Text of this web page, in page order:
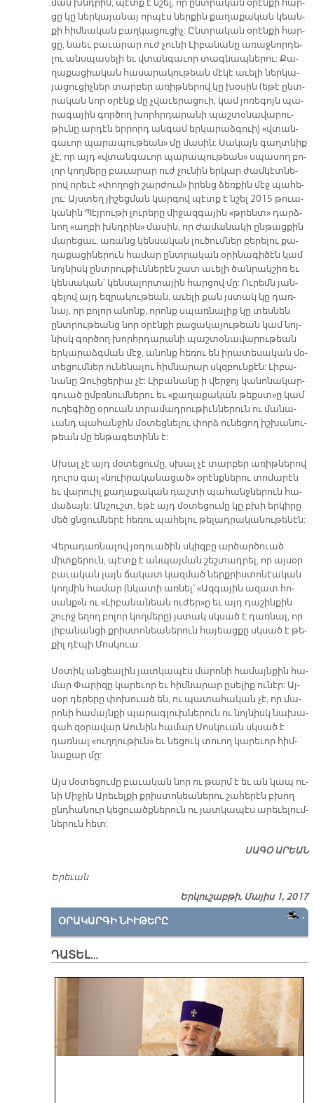
ման խնդրին, պէտք է նշել, որ ընտ­րա­կան օ­րէն­քի հար­
ցը կը ներ­կա­յա­նայ որ­պէս ներ­քին քա­ղա­քա­կան կեան­
քի հիմ­նա­կան բաղ­կա­ցու­ցիչ: Ընտ­րա­կան օ­րէն­քի հար­
ցը, նաեւ բա­ւա­րար ուժ չու­նի Լի­բա­նա­նը ա­ռաջ­նոր­դե­
լու անս­պա­սե­լի եւ վտան­գա­ւոր տագ­նապ­նե­րու: Քա­
ղա­քա­ցիա­կան հա­սա­րա­կու­թեան մէ­կէ ա­ւե­լի ներ­կա­
յա­ցու­ցիչ­ներ տար­բեր ա­ռիթ­նե­րով կը խօ­սին (ե­թէ ընտ­
րա­կան նոր օ­րէնք մը չվա­ւե­րացուի, կամ յո­ռե­գոյն պա­
րա­գա­յին գոր­ծող խորհր­դա­րա­նի պաշ­տօ­նա­վա­րու­
թիւ­նը ար­դէն եր­րորդ ան­գամ եր­կա­րաձ­գուի) «վտան­
գա­ւոր պա­րա­պու­թեան» մը մա­սին: Սա­կայն գաղտ­նիք
չէ, որ այդ «վտան­գա­ւոր պա­րա­պու­թեան» սպա­սող բո­
լոր կող­մե­րը բա­ւա­րար ուժ չու­նին եր­կար ժամ­կէտ­նե­
րով ո­րե­ւէ «փո­ղո­ցի շար­ժում» ի­րենց ձեռ­քին մէջ պա­հե­
լու: Այս­տեղ յի­շեց­ման կար­գով պէտք է նշել 2015 թուա­
կա­նին Պէյ­րու­թի լու­րե­րը մի­ջազ­գա­յին «թրենտ» դարձ­
նող «աղ­բի խնդրին» մա­սին, որ ժա­մա­նա­կի ըն­թաց­քին
մա­րե­ցաւ, ա­ռանց կեն­սա­կան լու­ծում­ներ բե­րե­լու քա­
ղա­քա­ցի­նե­րուն հա­մար ընտ­րա­կան օ­րի­նա­գի­ծէն կամ
նոյ­նիսկ ընտ­րու­թիւն­նե­րէն շատ ա­ւե­լի ծան­րակ­շիռ եւ
կեն­սա­կան՝ կեն­սա­լոր­տա­յին հար­ցով մը: Ու­րեմն յան­
գե­լով այդ եզ­րա­կու­թեան, ա­ւե­լի քան յստակ կը դառ­
նայ, որ բո­լոր ա­նոնք, ո­րոնք սպառ­նա­լիք կը տես­նեն
ընտ­րու­թեանց նոր օ­րէն­քի բա­ցա­կա­յու­թեան կամ նոյ­
նիսկ գոր­ծող խորհր­դա­րա­նի պաշ­տօ­նա­վա­րու­թեան
եր­կա­րաձգ­ման մէջ, ա­նոնք հե­ռու են ի­րա­տե­սա­կան մօ­
տե­ցում­ներ ու­նե­նա­լու հիմ­նա­րար սկզբուն­քէն: Լի­բա­
նա­նը Զուի­ցե­րիա չէ: Լի­բա­նա­նը ի վեր­ջոյ կա­նո­նա­կար­
գուած ըմբռ­նում­նե­րու եւ «քա­ղա­քա­կան թեքստ»ը կամ
ու­ղե­գի­ծը օ­րուան տրա­մադ­րու­թիւն­նե­րուն ու մա­նա­
ւանդ պա­հան­ջին մօ­տեց­նե­լու փորձ ու­նե­ցող իշ­խա­նու­
թեան մը են­թա­գե­տինն է:
Սխալ չէ այդ մօ­տե­ցու­մը, սխալ չէ տար­բեր ա­ռիթ­նե­րով
դուրս գալ «նուի­րա­կա­նա­ցած» օ­րէնք­նե­րու տո­մա­րէն
եւ վա­րուիլ քա­ղա­քա­կան դաշ­տի պա­հանջ­նե­րուն հա­
մա­ձայն: Ան­շուշտ, ե­թէ այդ մօ­տե­ցու­մը կը բխի եր­կի­րը
մեծ ցնցում­նե­րէ հե­ռու պա­հե­լու թե­լադ­րա­կա­նու­թե­նէն:
Վե­րա­դառ­նա­լով յօ­դուա­ծին սկիզ­բը ար­ծար­ծուած
միտ­քե­րուն, պէտք է ան­պայ­ման շեշ­տադ­րել, որ այ­սօր
բա­ւա­կան լայն ճա­կատ կազ­մած ներք­րիս­տո­նէա­կան
կող­մին հա­մար (նկա­տի առ­նել՝ «Ազ­գա­յին ա­զատ հո­
սանք»ն ու «Լի­բա­նա­նեան ու­ժեր»ը եւ այդ դա­շին­քին
շուրջ ե­ղող բո­լոր կող­մե­րը) յստակ սկսած է դառ­նալ, որ
լի­բա­նան­ցի քրիս­տո­նեա­նե­րուն հա­յեաց­քը սկսած է թե­
քիլ դէ­պի Մոս­կուա:
Մօ­տիկ ան­ցեա­լին յատ­կա­պէս մա­րո­նի հա­մայն­քին հա­
մար Փա­րի­զը կա­րե­ւոր եւ հիմ­նա­րար ը­սե­լիք ու­նէր: Այ­
սօր դե­րե­րը փո­խուած են, ու պա­տա­հա­կան չէ, որ մա­
րո­նի հա­մայն­քի պա­րագ­լուխ­նե­րուն ու նոյ­նիսկ նա­խա­
գահ զօ­րա­վար Աու­նին հա­մար Մոս­կուան սկսած է
դառ­նալ «ուղ­ղու­թիւն» եւ նե­ցուկ տուող կա­րե­ւոր հիմ­
նա­քար մը:
Այս մօ­տե­ցու­մը բա­ւա­կան նոր ու թարմ է եւ ան կապ ու­
նի Մի­ջին Ա­րե­ւել­քի քրիս­տո­նեա­նե­րու շա­հե­րէն բխող
ընդ­հա­նուր կե­ցուածք­նե­րուն ու յատ­կա­պէս ա­րե­ւե­լում­
նե­րուն հետ:
ՍԱԳՕ ԱՐԵԱՆ
Ե­րե­ւան
Երկուշաբթի, Մայիս 1, 2017
ՕՐԱԿԱՐԳԻ ՆԻՒԹԵՐԸ
ԴԱՏԵԼ…